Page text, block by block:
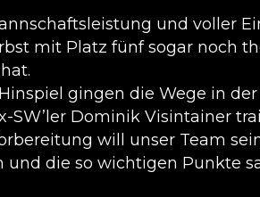
und voller
mit Platz fünf sogar noch
gingen die Wege in
Dominik Visintainer
will unser Team
die so wichtigen Punkte